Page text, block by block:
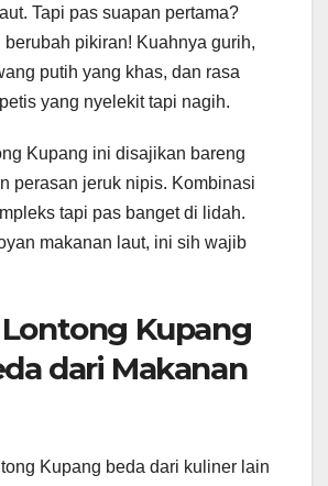
Tapi pas suapan pertama?
berubah pikiran! Kuahnya gurih,
putih yang khas, dan rasa
yang nyelekit tapi nagih.
Kupang ini disajikan bareng
perasan jeruk nipis. Kombinasi
tapi pas banget di lidah.
makanan laut, ini sih wajib
Lontong Kupang
dari Makanan
Kupang beda dari kuliner lain